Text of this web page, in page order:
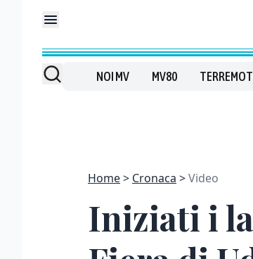
NOI MV MV80
Home Cronaca Video
Iniziati i